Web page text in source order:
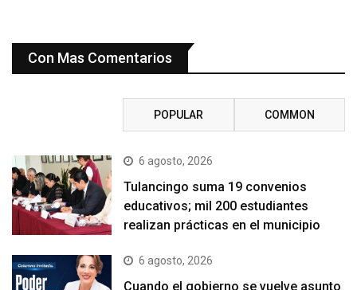
Con Mas Comentarios
POPULAR COMMON
6 agosto, 2026
Tulancingo suma 19 convenios
educativos; mil 200 estudiantes
realizan prácticas en el municipio
6 agosto, 2026
Cuando el gobierno se vuelve asunto